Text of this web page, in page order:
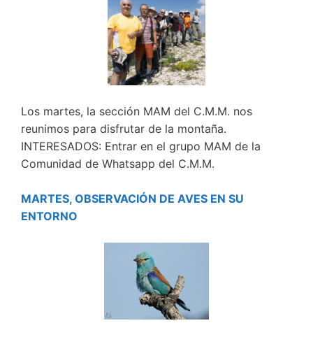
Los martes, la sección MAM del C.M.M. nos
reunimos para disfrutar de la montaña.
INTERESADOS: Entrar en el grupo MAM de la
Comunidad de Whatsapp del C.M.M.
MARTES, OBSERVACIÓN DE AVES EN SU
ENTORNO